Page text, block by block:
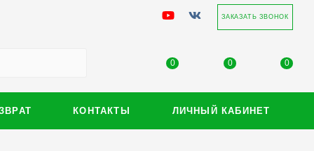
ЗАКАЗАТЬ ЗВОНОК
0 0 0
КОНТАКТЫ ЛИЧНЫЙ КАБИНЕТ